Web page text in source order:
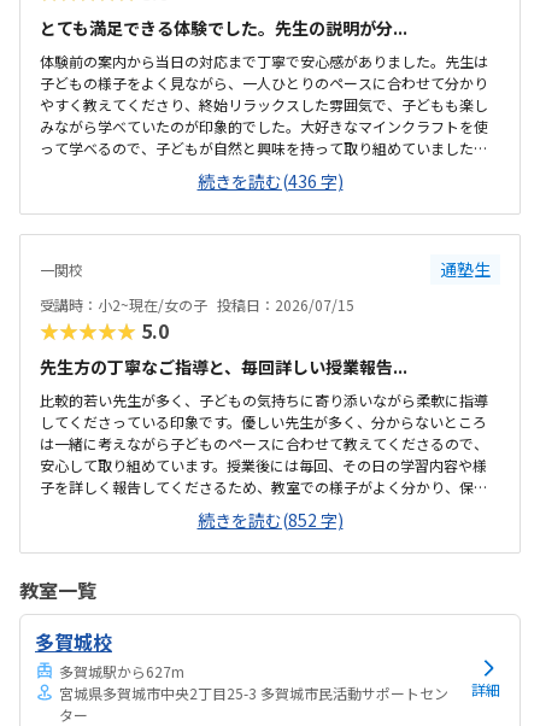
とても満足できる体験でした。先生の説明が分...
体験前の案内から当日の対応まで丁寧で安心感がありました。先生は
子どもの様子をよく見ながら、一人ひとりのペースに合わせて分かり
やすく教えてくださり、終始リラックスした雰囲気で、子どもも楽し
みながら学べていたのが印象的でした。大好きなマインクラフトを使
って学べるので、子どもが自然と興味を持って取り組めていました。
遊びの延長のような感覚でプログラミングに触れられる内容で、分か
りやすいと感じました。教室の場所も分かりやすく、安心して通えそ
うだと感じました。周辺環境も落ち着いていて、送迎もしやすい印象
でした。アットホームな雰囲気で、広さは大きくなかったですが初め
はありませんが、授業内容やサポートを考えると妥当だと感じまし
た。先生が子どものペースに合わせて丁寧に声を掛けてくださり、安
心して体験できました。子どもも楽しそうに取り組み、積...
続きを読む(436 字)
一関校 通塾生
受講時：小2~現在/女の子 投稿日：2026/07/15
★★★★★ 5.0
先生方の丁寧なご指導と、毎回詳しい授業報告...
比較的若い先生が多く、子どもの気持ちに寄り添いながら柔軟に指導
してくださっている印象です。優しい先生が多く、分からないところ
は一緒に考えながら子どものペースに合わせて教えてくださるので、
安心して取り組めています。授業後には毎回、その日の学習内容や様
子を詳しく報告してくださるため、教室での様子がよく分かり、保護
者としても安心しています。ゲーム感覚で楽しみながらプログラミン
グを学べる教材で、子どもも達成感を感じながら取り組めています。
難しい場面では苦戦することもありますが、自分で見直したり先生と
無料駐車場があり、普段は送迎しやすく便利です。ただ、市の公共施
設内にあるため、イベントや催事がある日は駐車場が満車になること
があります。それ以外は特に不便なく通えています。市の公共施設内の
会議室を利用した教室ですが、施設内は清潔で、トイ...
続きを読む(852 字)
教室一覧
多賀城校
多賀城駅から627m
宮城県多賀城市中央2丁目25-3 多賀城市民活動サポートセン
ター
詳細